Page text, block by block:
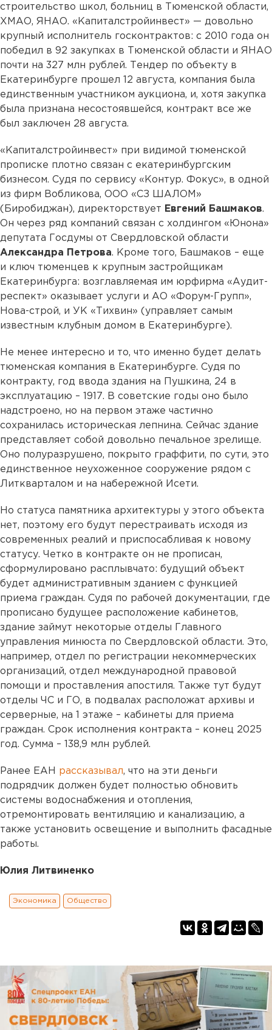
строительство школ, больниц в Тюменской области,
ХМАО, ЯНАО. «Капиталстройинвест» — довольно
крупный исполнитель госконтрактов: с 2010 года он
победил в 92 закупках в Тюменской области и ЯНАО
почти на 327 млн рублей. Тендер по объекту в
Екатеринбурге прошел 12 августа, компания была
единственным участником аукциона, и, хотя закупка
была признана несостоявшейся, контракт все же
был заключен 28 августа.
«Капиталстройинвест» при видимой тюменской
прописке плотно связан с екатеринбургским
бизнесом. Судя по сервису «Контур. Фокус», в одной
из фирм Вобликова, ООО «СЗ ШАЛОМ»
(Биробиджан), директорствует Евгений Башмаков.
Он через ряд компаний связан с холдингом «Юнона»
депутата Госдумы от Свердловской области
Александра Петрова. Кроме того, Башмаков – еще
и ключ тюменцев к крупным застройщикам
Екатеринбурга: возглавляемая им юрфирма «Аудит-
респект» оказывает услуги и АО «Форум-Групп»,
Нова-строй, и УК «Тихвин» (управляет самым
известным клубным домом в Екатеринбурге).
Не менее интересно и то, что именно будет делать
тюменская компания в Екатеринбурге. Судя по
контракту, год ввода здания на Пушкина, 24 в
эксплуатацию – 1917. В советские годы оно было
надстроено, но на первом этаже частично
сохранилась историческая лепнина. Сейчас здание
представляет собой довольно печальное зрелище.
Оно полуразрушено, покрыто граффити, по сути, это
единственное неухоженное сооружение рядом с
Литкварталом и на набережной Исети.
Но статуса памятника архитектуры у этого объекта
нет, поэтому его будут перестраивать исходя из
современных реалий и приспосабливая к новому
статусу. Четко в контракте он не прописан,
сформулировано расплывчато: будущий объект
будет административным зданием с функцией
приема граждан. Судя по рабочей документации, где
прописано будущее расположение кабинетов,
здание займут некоторые отделы Главного
управления минюста по Свердловской области. Это,
например, отдел по регистрации некоммерческих
организаций, отдел международной правовой
помощи и проставления апостиля. Также тут будут
отделы ЧС и ГО, в подвалах расположат архивы и
серверные, на 1 этаже – кабинеты для приема
граждан. Срок исполнения контракта – конец 2025
год. Сумма – 138,9 млн рублей.
Ранее ЕАН рассказывал, что на эти деньги
подрядчик должен будет полностью обновить
системы водоснабжения и отопления,
отремонтировать вентиляцию и канализацию, а
также установить освещение и выполнить фасадные
работы.
Юлия Литвиненко
Экономика Общество